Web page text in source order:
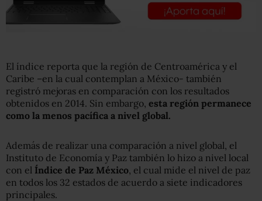
El índice reporta que la región de Centroamérica y el
Caribe –en la cual contemplan a México- también
registró mejoras en comparación con los resultados
obtenidos en 2014. Sin embargo, esta región permanece
como la menos pacífica a nivel global.
Además de realizar una comparación a nivel global, el
Instituto de Economía y Paz también lo hizo a nivel local
con el Índice de Paz México , el cual mide el nivel de paz
en todos los 32 estados de acuerdo a siete indicadores
principales.